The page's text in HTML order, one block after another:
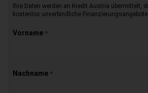
Ihre Daten werden an Kredit Austria übermittelt,
kostenlos unverbindliche
Vorname *
Nachname *